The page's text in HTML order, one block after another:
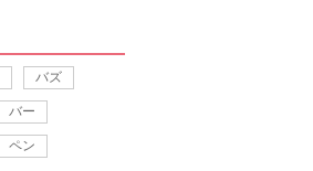
バズ
バー
ペン